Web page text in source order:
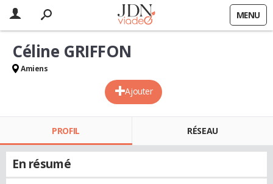
MENU
Ajouter
Céline GRIFFON
Amiens
PROFIL RÉSEAU
En résumé